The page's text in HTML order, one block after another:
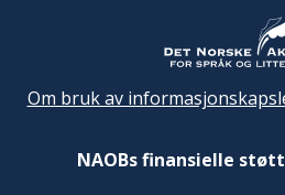
Om bruk av
NAOBs finansielle